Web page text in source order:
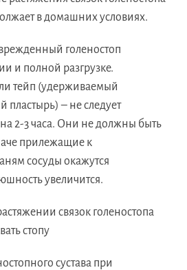
в домашних условиях.
голеностоп
и полной разгрузке.
тейп (удерживаемый
пластырь) – не следует
на 2-3 часа. Они не должны быть
прилежащие к
сосуды окажутся
увеличится.
связок голеностопа
стопу
сустава при